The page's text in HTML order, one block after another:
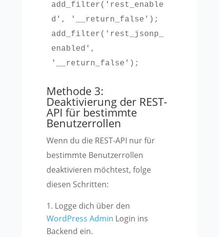
add_filter('rest_enable
d', '__return_false');
add_filter('rest_jsonp_
enabled',
'__return_false');
Methode 3:
Deaktivierung der REST-
API für bestimmte
Benutzerrollen
Wenn du die REST-API nur für
bestimmte Benutzerrollen
deaktivieren möchtest, folge
diesen Schritten:
Logge dich über den
WordPress Admin Login ins
Backend ein.